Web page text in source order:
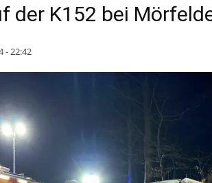
der K152 bei
- 22:42